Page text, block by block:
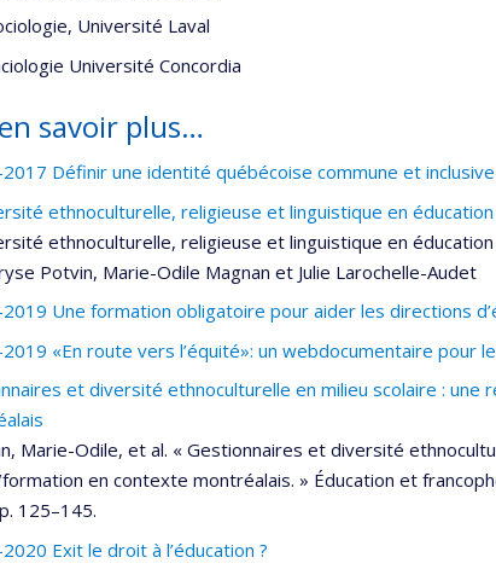
Université Laval
Université Concordia
savoir plus…
Définir une identité québécoise commune et inclusive
ethnoculturelle, religieuse et linguistique en
ethnoculturelle, religieuse et linguistique en
Potvin, Marie-Odile Magnan et Julie Larochelle-Audet
Une formation obligatoire pour aider les directions
«En route vers l’équité»: un webdocumentaire pour
et diversité ethnoculturelle en milieu scolaire :
Marie-Odile, et al. « Gestionnaires et diversité
en contexte montréalais. » Éducation et
125–145.
Exit le droit à l’éducation ?